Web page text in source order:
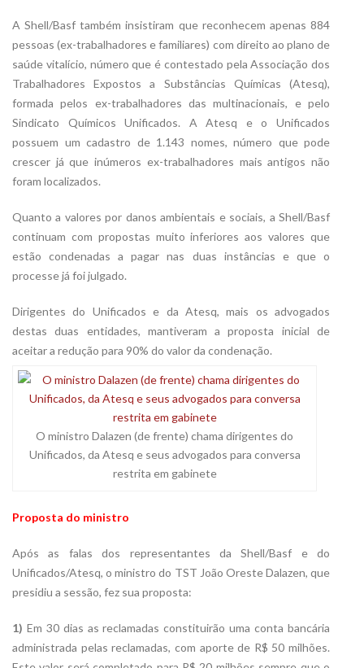
A Shell/Basf também insistiram que reconhecem apenas 884
pessoas (ex-trabalhadores e familiares) com direito ao plano de
saúde vitalício, número que é contestado pela Associação dos
Trabalhadores Expostos a Substâncias Químicas (Atesq),
formada pelos ex-trabalhadores das multinacionais, e pelo
Sindicato Químicos Unificados. A Atesq e o Unificados
possuem um cadastro de 1.143 nomes, número que pode
crescer já que inúmeros ex-trabalhadores mais antigos não
foram localizados.
Quanto a valores por danos ambientais e sociais, a Shell/Basf
continuam com propostas muito inferiores aos valores que
estão condenadas a pagar nas duas instâncias e que o
processe já foi julgado.
Dirigentes do Unificados e da Atesq, mais os advogados
destas duas entidades, mantiveram a proposta inicial de
aceitar a redução para 90% do valor da condenação.
O ministro Dalazen (de frente) chama dirigentes do
Unificados, da Atesq e seus advogados para conversa
restrita em gabinete
Proposta do ministro
Após as falas dos representantes da Shell/Basf e do
Unificados/Atesq, o ministro do TST João Oreste Dalazen, que
presidiu a sessão, fez sua proposta:
1) Em 30 dias as reclamadas constituirão uma conta bancária
administrada pelas reclamadas, com aporte de R$ 50 milhões.